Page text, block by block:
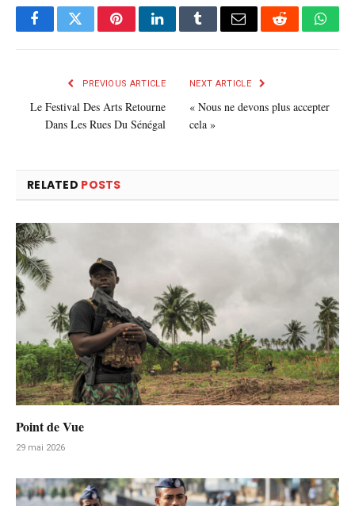
FacebookTwitterPinterestLinkedInTumblrE-
Reddit
PREVIOUS ARTICLE
Le Festival Des Arts Retourne
Dans Les Rues Du Sénégal
NEXT ARTICLE
« Nous ne devons plus accepter
cela »
RELATED POSTS
Point de Vue
29 mai 2026